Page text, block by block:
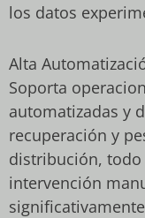
los datos
Alta
Soporta
automatizadas y
recuperación y
distribución,
intervención